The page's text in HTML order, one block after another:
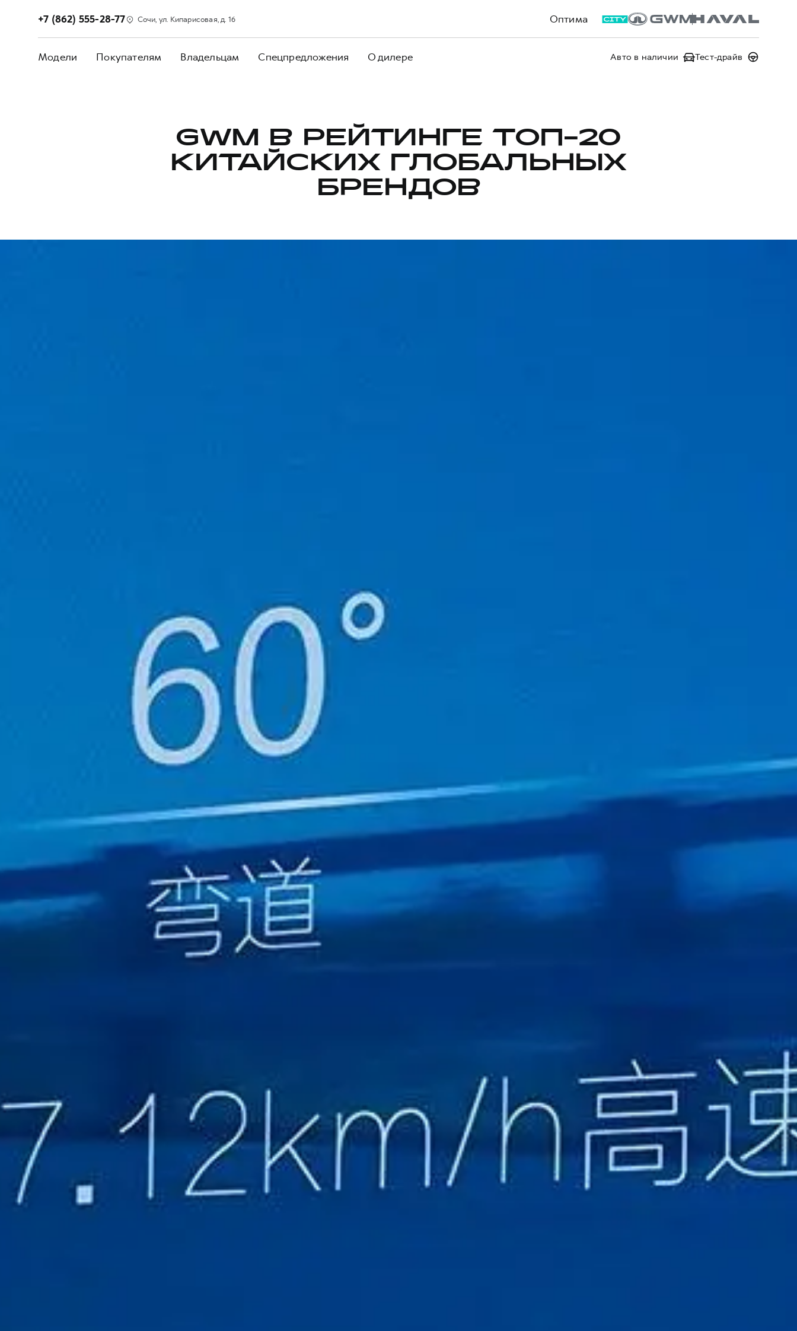
Оптима
+7 (862) 555-28-77 Сочи, ул. Кипарисовая, д. 16
Модели Покупателям Владельцам Спецпредложения О дилере Авто в наличии Тест-драйв
GWM В РЕЙТИНГЕ ТОП-20
КИТАЙСКИХ ГЛОБАЛЬНЫХ
БРЕНДОВ